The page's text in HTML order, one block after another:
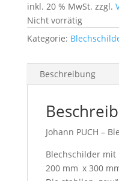
inkl. 20 % MwSt. zzgl.
Nicht vorrätig
Kategorie:
Beschreibung
Johann PUCH –
Blechschilder
200 mm x 300